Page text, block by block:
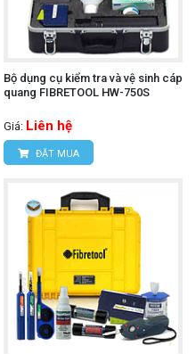
Bộ dụng cụ kiểm tra và vệ sinh cáp
quang FIBRETOOL HW-750S
Giá: Liên hệ
ĐẶT MUA